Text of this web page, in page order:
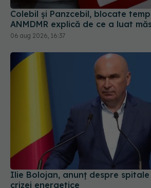
Ilie Bolojan, anunț despre spitale
crizei energetice
06 aug 2026, 15:24